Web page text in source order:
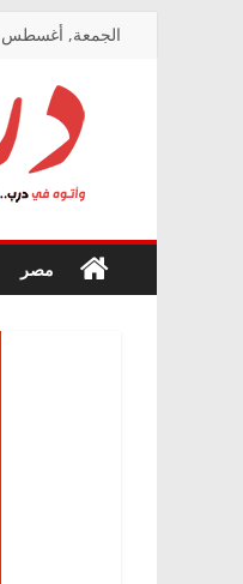
الجمعة, أغسطس 7, 2026
درب
في
درب..
مصر